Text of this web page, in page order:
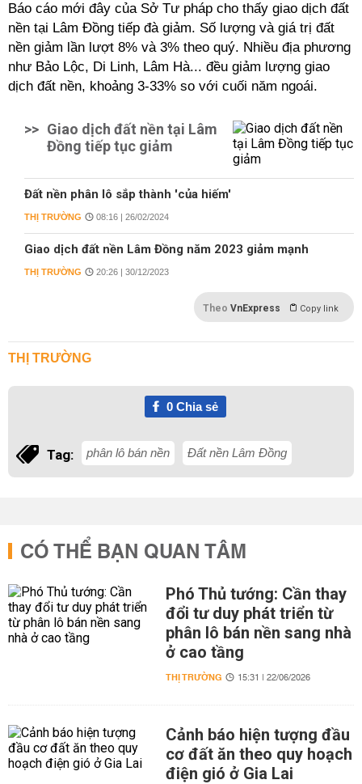
Báo cáo mới đây của Sở Tư pháp cho thấy giao dịch đất
nền tại Lâm Đồng tiếp đà giảm. Số lượng và giá trị đất
nền giảm lần lượt 8% và 3% theo quý. Nhiều địa phương
như Bảo Lộc, Di Linh, Lâm Hà... đều giảm lượng giao
dịch đất nền, khoảng 3-33% so với cuối năm ngoái.
>> Giao dịch đất nền tại Lâm
Đồng tiếp tục giảm
Đất nền phân lô sắp thành 'của hiếm'
THỊ TRƯỜNG 08:16 | 26/02/2024
Giao dịch đất nền Lâm Đồng năm 2023 giảm mạnh
THỊ TRƯỜNG 20:26 | 30/12/2023
Theo VnExpress Copy link
THỊ TRƯỜNG
0Chia sẻ
Tag: phân lô bán nền Đất nền Lâm Đồng
CÓ THỂ BẠN QUAN TÂM
Phó Thủ tướng: Cần thay
đổi tư duy phát triển từ
phân lô bán nền sang nhà
ở cao tầng
THỊ TRƯỜNG 15:31 | 22/06/2026
Cảnh báo hiện tượng đầu
cơ đất ăn theo quy hoạch
điện gió ở Gia Lai